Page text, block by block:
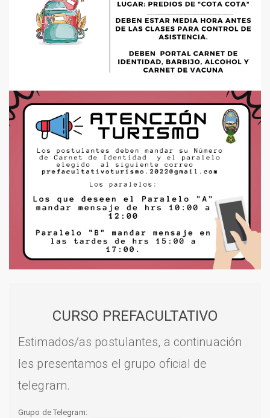
CURSO PREFACULTATIVO
Estimados/as postulantes, a continuación
les presentamos el grupo oficial de
telegram.
Grupo de Telegram: